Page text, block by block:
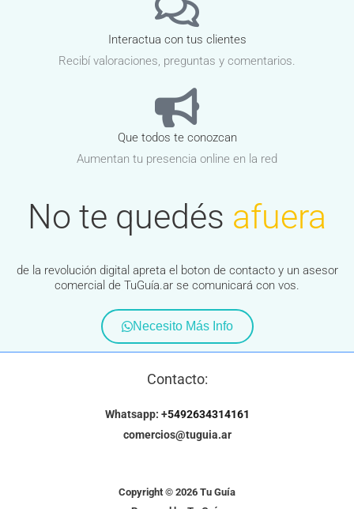
Interactua con tus clientes
Recibí valoraciones, preguntas y comentarios.
Que todos te conozcan
Aumentan tu presencia online en la red
No te quedés afuera
de la revolución digital apreta el boton de contacto y un asesor
comercial de TuGuía.ar se comunicará con vos.
Necesito Más Info
Contacto:
Whatsapp: +5492634314161
comercios@tuguia.ar
Copyright © 2026 Tu Guía